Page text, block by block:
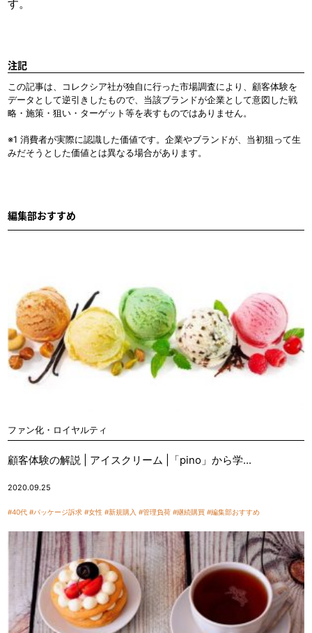
す。
注記
この記事は、コレクシア社が独自に行った市場調査により、顧客体験を
データとして逆引きしたもので、当該ブランドが企業として意図した戦
略・施策・狙い・ターゲット等を表すものではありません。
※1 消費者が実際に認識した価値です。企業やブランドが、当初狙って生
みだそうとした価値とは異なる場合があります。
編集部おすすめ
ファン化・ロイヤルティ
顧客体験の解説 | アイスクリーム |「pino」から学...
2020.09.25
#40代 #パッケージ訴求 #女性 #新規購入 #管理負荷 #継続購買 #編集部おすすめ